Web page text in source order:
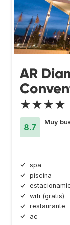
AR
★★★★
8.7
Muy
spa
piscina
wifi (gratis)
restaurante
ac